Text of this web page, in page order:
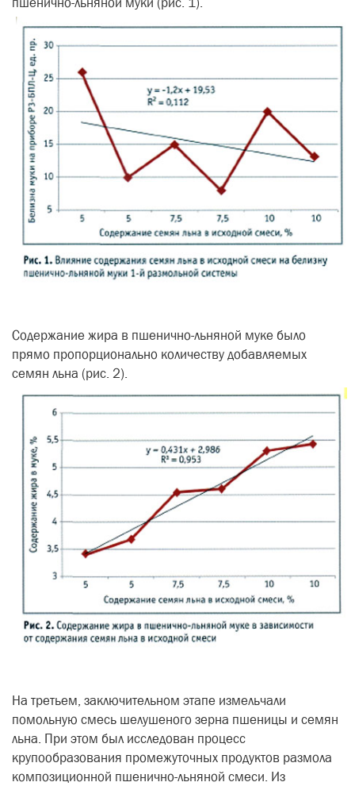
Содержание жира в пшенично-льняной муке было
прямо пропорционально количеству добавляемых
семян льна (рис. 2).
На третьем, заключительном этапе измельчали
помольную смесь шелушеного зерна пшеницы и семян
льна. При этом был исследован процесс
крупообразования промежуточных продуктов размола
композиционной пшенично-льняной смеси. Из